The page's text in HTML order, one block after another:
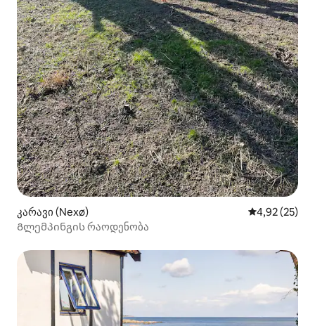
კარავი (Nexø) საშუალო
4,92 (25)
Გლემპინგის რაოდენობა